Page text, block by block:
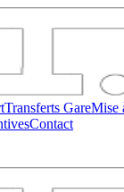
Transferts GareMise
Contact